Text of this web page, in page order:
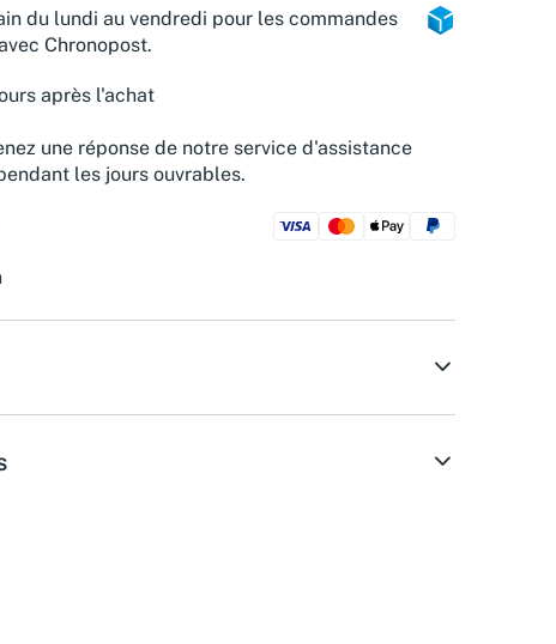
du lundi au vendredi pour les commandes
Chronopost.
après l'achat
une réponse de notre service d'assistance
les jours ouvrables.